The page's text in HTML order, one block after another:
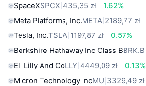
SpaceXSPCX 435,35 zł
1.62%
Meta Platforms, Inc.META 2189,77 zł
Tesla, Inc.TSLA 1197,87 zł
0.57%
Berkshire Hathaway Inc Class BBRK.B
Eli Lilly And CoLLY 4449,09 zł
0.13%
Micron Technology IncMU 3329,49 zł